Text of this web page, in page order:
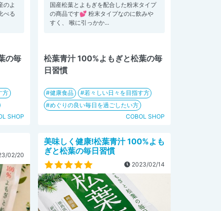
のよ
べる
の毎
方
SHOP
国産松葉とよもぎを配合した粉末タイプ
の商品です💕 粉末タイプなのに飲みや
すく、 喉に引っかか...
松葉青汁 100%よもぎと松葉の毎
日習慣
健康食品
若々しい日々を目指す方
めぐりの良い毎日を過ごしたい方
COBOL SHOP
02/20
美味しく健康!松葉青汁 100%よも
ぎと松葉の毎日習慣
2023/02/14